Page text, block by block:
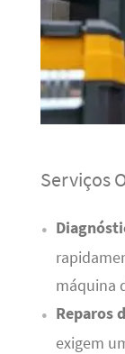
Serviços
máquina
Reparos
exigem